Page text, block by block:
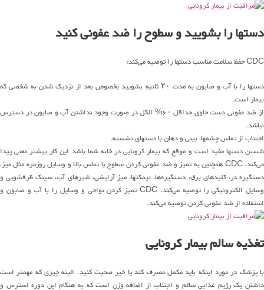
دستها را بشویید و سطوح را ضد عفونی کنید
CDC حفظ سلامت مناسب دستها را توصیه می‌کند:
دستها را با آب و صابون به مدت ۲۰ ثانیه بشویید بخصوص بعد از نزدیک شدن به شخصی که
بیمار است.
از ضد عفونی دست حاوی حداقل ۶۰% الکل در صورت وجود نداشتن آب و صابون در دسترس
نباشد.
اجتناب از تماس چشمها، بینی و دهان با دستهای نشسته.
شستن دستها مفید است و موقع که بیمار کرونایی در خانه شما باشد این کار بیشتر معنی پیدا
می‌کند. CDC همچنین به تمیز و ضد عفونی کردن سطوح با تماس بالا و وسایل روزمره مثل میز،
دستگیره در، کلیدهای برق، دستگیره‌ها، نیمکتها، میز آرایشی، شیرهای آب، سینک ظرفشویی و
وسایل الکترونیکی را توصیه می‌کند. CDC تمیز کردن نواحی و وسایل را با آب و صابون و
استفاده از ضد عفونی کردن توصیه می‌کند.
تغذیه سالم بیمار کرونایی
با پزشک در مورد اینکه باید مکمل مصرف کند یا خیر صحبت کنید. البته چیزی که مهمتر است
داشتن یک رژیم غذایی سالم و اجتناب از اضافه وزن است که به هنگام این دوره استرس و